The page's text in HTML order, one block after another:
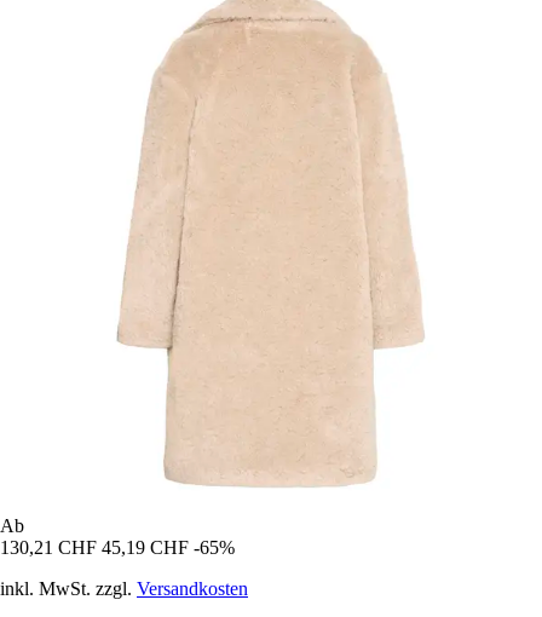
Ab
130,21 CHF 45,19 CHF -65%
inkl. MwSt. zzgl. Versandkosten